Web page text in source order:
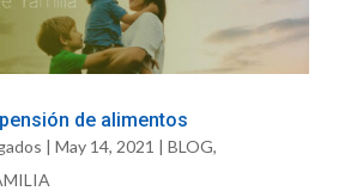
de alimentos
| May 14, 2021 | BLOG,